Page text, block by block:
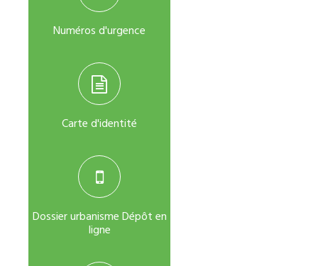
Numéros d'urgence
Carte d'identité
Dossier urbanisme Dépôt en
ligne